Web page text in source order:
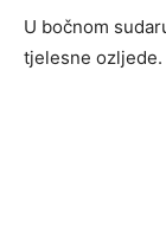
U bočnom
tjelesne ozljede.